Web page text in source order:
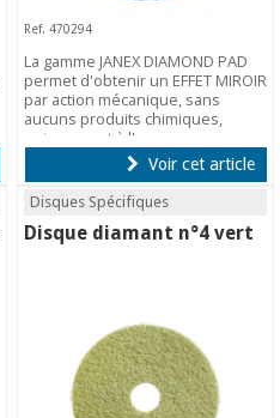
Ref. 470294
La gamme JANEX DIAMOND PAD
permet d'obtenir un EFFET MIROIR
par action mécanique, sans
aucuns produits chimiques,
uniquement à l'eau.
Voir cet article
Disques Spécifiques
Disque diamant n°4 vert